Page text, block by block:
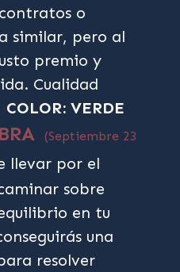
o
similar, pero al
premio y
Cualidad
COLOR: VERDE
(Septiembre 23
llevar por el
sobre
en tu
una
resolver